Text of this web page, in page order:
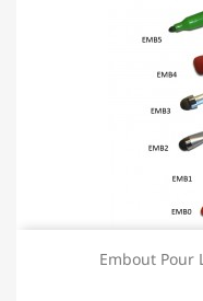
Embout Pour